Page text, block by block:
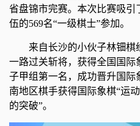
省盘锦市完赛。本次比赛吸引
伍的569名“一级棋士”参加。
来自长沙的小伙子林钿棋
一路过关斩将，获得全国国际
子甲组第一名，成功晋升国际
南地区棋手获得国际象棋“运
的突破”。